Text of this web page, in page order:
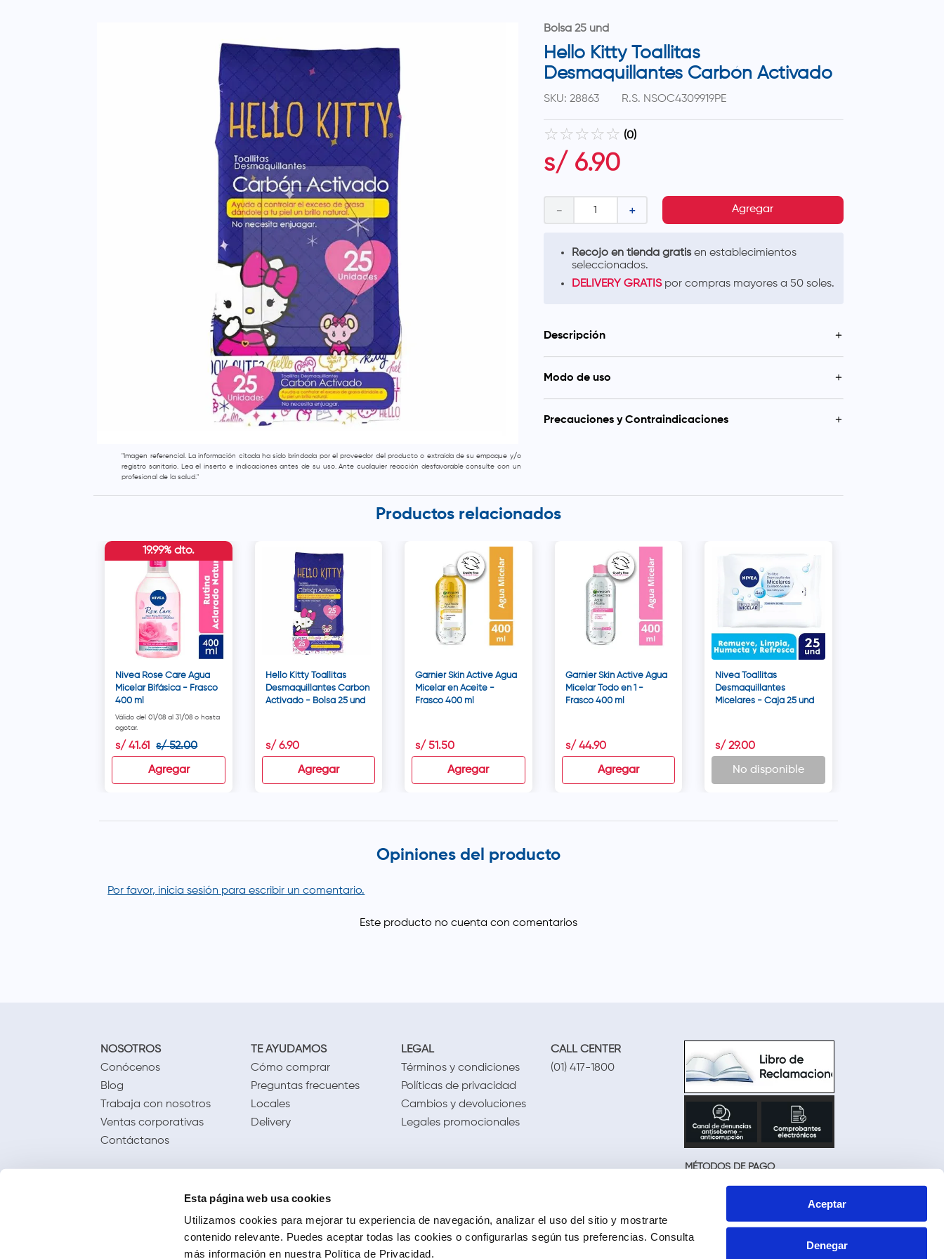
Esta página web usa cookies
Utilizamos cookies para mejorar tu experiencia de navegación, analizar el uso del sitio y mostrarte
contenido relevante. Puedes aceptar todas las cookies o configurarlas según tus preferencias.Consulta
más información en nuestra Política de Privacidad.
Aceptar
Denegar
"Imagen referencial. La información citada ha sido brindada por el proveedor del producto o extraída de su empaque y/o
registro sanitario. Lea el inserto e indicaciones antes de su uso. Ante cualquier reacción desfavorable consulte con un
profesional de la salud."
Bolsa 25 und
Hello Kitty Toallitas
Desmaquillantes Carbón Activado
SKU: 28863 R.S. NSOC4309919PE
☆ ☆ ☆ ☆ ☆ (0)
s/ 6.90
＋
－ Agregar
Recojo en tienda gratisen establecimientos
seleccionados.
DELIVERY GRATISpor compras mayores a 50 soles.
Descripción
Ayuda a controlar el exceso de grasa.
Úsalas al final del día para remover tu maquillaje.
Modo de uso
toallita. Mantenga cerrado luego de usar.
Precauciones y Contraindicaciones
Productos relacionados
Nivea Rose Care Agua
Micelar Bifásica - Frasco
400 ml
Válido del 01/08 al 31/08 o hasta
agotar.
s/ 41.61 s/ 52.00
19.99% dto.
Agregar
Hello Kitty Toallitas
Desmaquillantes Carbón
Activado - Bolsa 25 und
s/ 6.90
Agregar
Garnier Skin Active Agua
Micelar en Aceite -
Frasco 400 ml
s/ 51.50
Agregar
Garnier Skin Active Agua
Micelar Todo en 1 -
Frasco 400 ml
s/ 44.90
Agregar
Nivea Toallitas
Desmaquillantes
Micelares - Caja 25 und
s/ 29.00
No disponible
Opiniones del producto
Por favor, inicia sesión para escribir un comentario.
NOSOTROS
Conócenos
Blog
Trabaja con nosotros
Ventas corporativas
Contáctanos
TE AYUDAMOS
Cómo comprar
Preguntas frecuentes
Locales
Delivery
LEGAL
Términos y condiciones
Políticas de privacidad
Cambios y devoluciones
Legales promocionales
CALL CENTER
(01) 417-1800
MÉTODOS DE PAGO